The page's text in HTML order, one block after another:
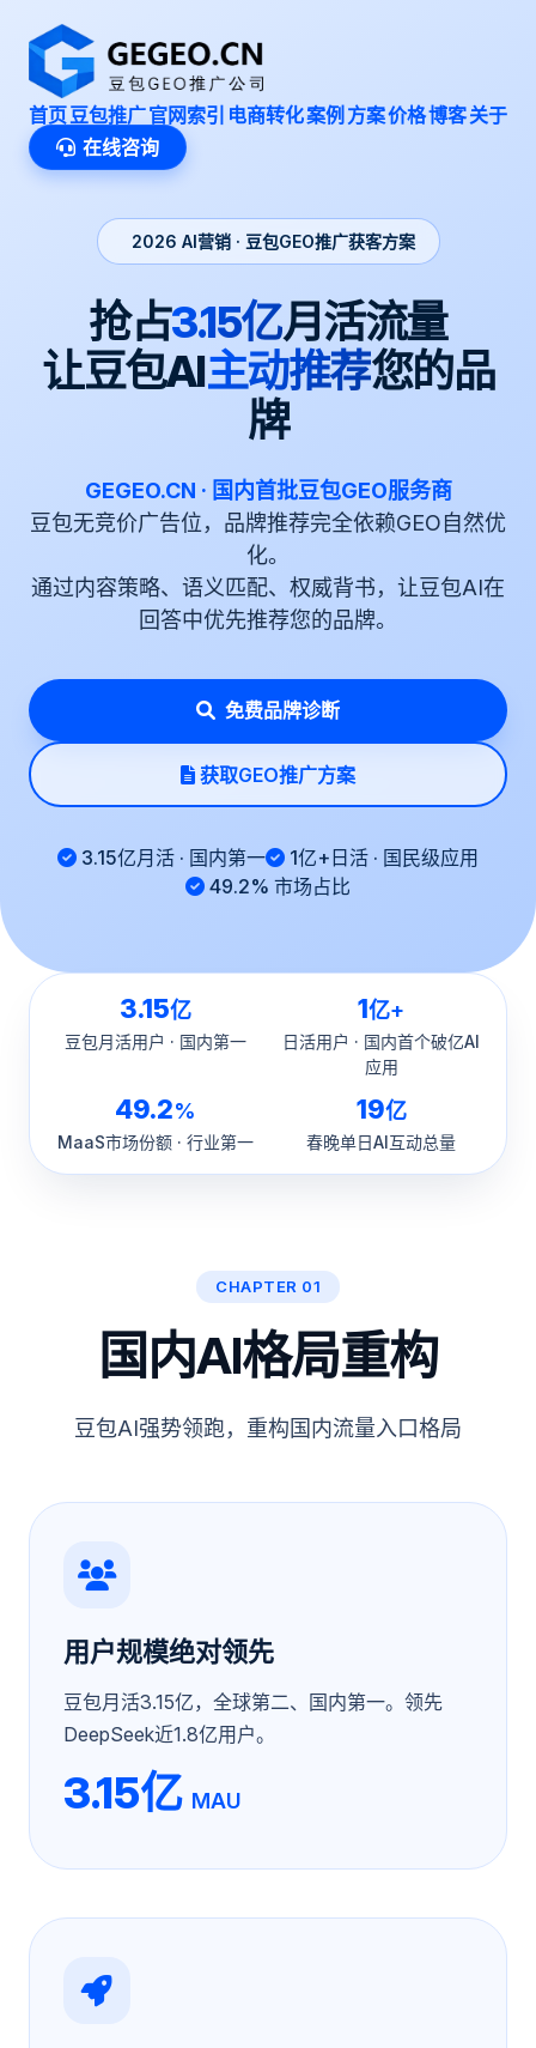
首页豆包推广官网索引 电商转化案例 方案价格博客关于
在线咨询
2026 AI营销 · 豆包GEO推广获客方案
抢占3.15亿月活流量
让豆包AI主动推荐您的品
牌
GEGEO.CN · 国内首批豆包GEO服务商
豆包无竞价广告位，品牌推荐完全依赖GEO自然优
化。
通过内容策略、语义匹配、权威背书，让豆包AI在
回答中优先推荐您的品牌。
免费品牌诊断
获取GEO推广方案
3.15亿月活 · 国内第一
1亿+日活 · 国民级应用
49.2% 市场占比
3.15亿
豆包月活用户 · 国内第一
1亿+
日活用户 · 国内首个破亿AI
应用
49.2%
MaaS市场份额 · 行业第一
19亿
春晚单日AI互动总量
CHAPTER 01
国内AI格局重构
豆包AI强势领跑，重构国内流量入口格局
用户规模绝对领先
豆包月活3.15亿，全球第二、国内第一。领先
DeepSeek近1.8亿用户。
3.15亿 MAU